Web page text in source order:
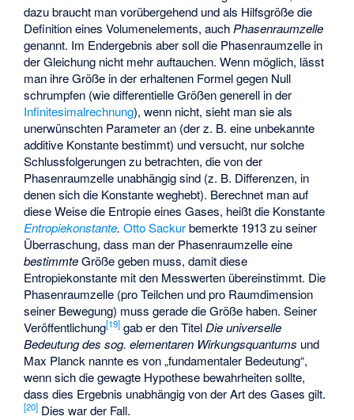
dazu braucht man vorübergehend und als Hilfsgröße die
Definition eines Volumenelements, auch Phasenraumzelle
genannt. Im Endergebnis aber soll die Phasenraumzelle in
der Gleichung nicht mehr auftauchen. Wenn möglich, lässt
man ihre Größe in der erhaltenen Formel gegen Null
schrumpfen (wie differentielle Größen generell in der
Infinitesimalrechnung), wenn nicht, sieht man sie als
unerwünschten Parameter an (der z. B. eine unbekannte
additive Konstante bestimmt) und versucht, nur solche
Schlussfolgerungen zu betrachten, die von der
Phasenraumzelle unabhängig sind (z. B. Differenzen, in
denen sich die Konstante weghebt). Berechnet man auf
diese Weise die Entropie eines Gases, heißt die Konstante
Entropiekonstante. Otto Sackurbemerkte 1913 zu seiner
Überraschung, dass man der Phasenraumzelle eine
bestimmteGröße geben muss, damit diese
Entropiekonstante mit den Messwerten übereinstimmt. Die
Phasenraumzelle (pro Teilchen und pro Raumdimension
seiner Bewegung) muss gerade die Größe haben. Seiner
Veröffentlichung[19] gab er den TitelDie universelle
Bedeutung des sog. elementaren Wirkungsquantums und
Max Planck nannte es von „fundamentaler Bedeutung“,
wenn sich die gewagte Hypothese bewahrheiten sollte,
dass dies Ergebnis unabhängig von der Art des Gases gilt.
[20] Dies war der Fall.